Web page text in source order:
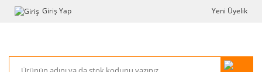
Giriş Yap Yeni Üyelik